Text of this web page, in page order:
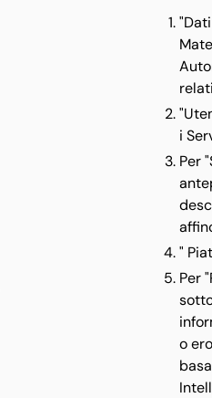
i
Per
"
Per
o